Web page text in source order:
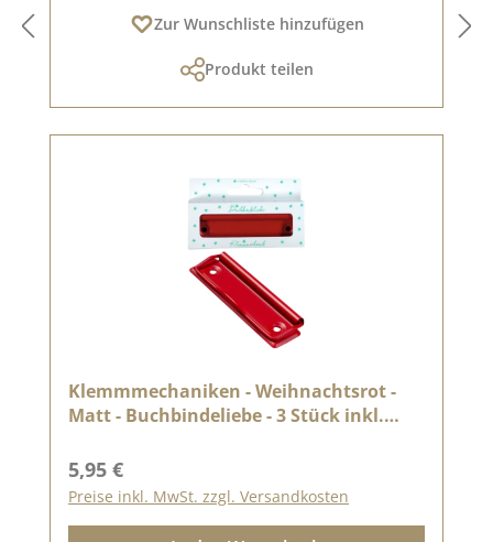
Zur Wunschliste hinzufügen
Produkt teilen
Klemmmechaniken - Weihnachtsrot -
Matt - Buchbindeliebe - 3 Stück inkl.
Regulärer Preis:
5,95 €
Preise inkl. MwSt. zzgl. Versandkosten